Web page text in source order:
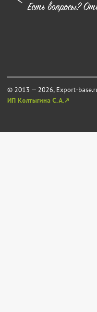
© 2013 — 2026, Export-
ИП Колтыгина С. А.↗